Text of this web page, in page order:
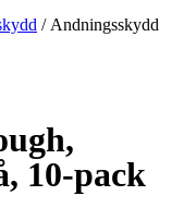
/ Andningsskydd
10-pack